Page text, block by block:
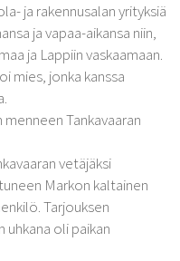
ja rakennusalan yrityksiä
ja vapaa-aikansa niin,
ja Lappiin vaskaamaan.
mies, jonka kanssa
Tankavaaran
vetäjäksi
Markon kaltainen
Tarjouksen
oli paikan